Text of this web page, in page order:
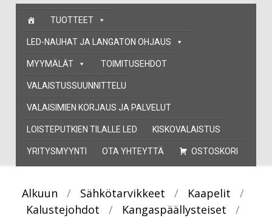
Skip
content
TUOTTEET
LED-NAUHAT JA LANGATON OHJAUS
MYYMÄLÄT TOIMITUSEHDOT
VALAISTUSSUUNNITTELU
VALAISIMIEN KORJAUS JA PALVELUT
LOISTEPUTKIEN TILALLE LED KISKOVALAISTUS
YRITYSMYYNTI OTA YHTEYTTÄ OSTOSKORI
Alkuun / Sähkötarvikkeet / Kaapelit
/
Kalustejohdot
/ Kangaspäällysteiset
/